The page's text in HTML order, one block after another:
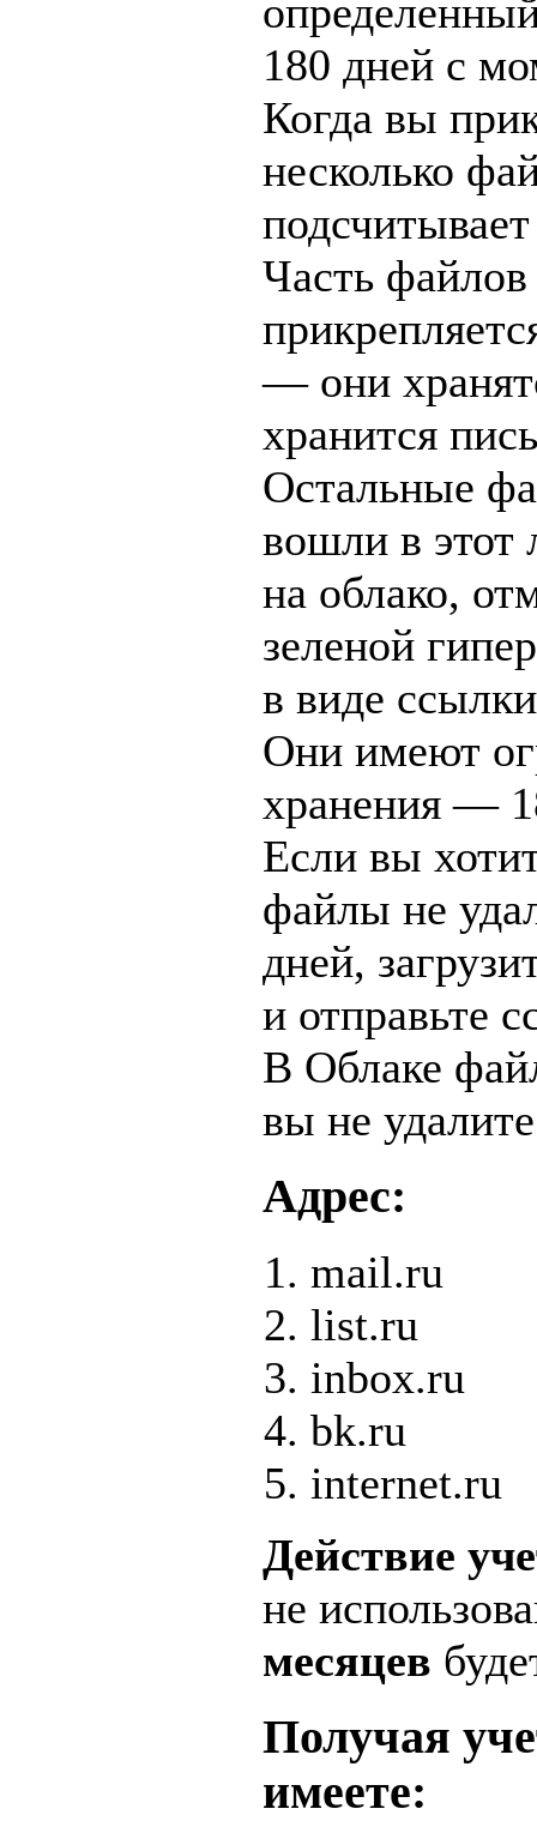
180 дней с
Когда вы
несколько
Часть
— они
хранится
Остальные
вошли в этот
на облако,
зеленой
в виде
Они имеют
хранения —
Если вы
файлы не
дней,
и отправьте
В Облаке
вы не
Адрес:
mail.ru
list.ru
inbox.ru
bk.ru
internet.ru
Действие
не
месяцев
Получая
имеете: